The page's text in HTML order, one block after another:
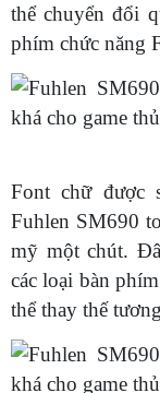
thể chuyển đổi
phím chức năng
Font chữ được
Fuhlen SM690
mỹ một chút.
các loại bàn
thể thay thế